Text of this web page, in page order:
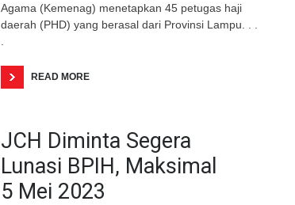
Agama (Kemenag) menetapkan 45 petugas haji
daerah (PHD) yang berasal dari Provinsi Lampu. . .
READ MORE
JCH Diminta Segera
Lunasi BPIH, Maksimal
5 Mei 2023